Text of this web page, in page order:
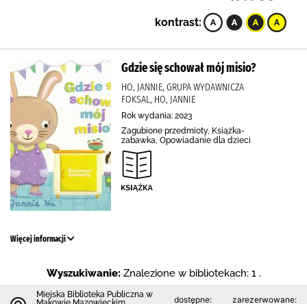
kontrast:
Gdzie się schował mój misio?
HO, JANNIE, GRUPA WYDAWNICZA
FOKSAL, HO, JANNIE
Rok wydania: 2023
Zagubione przedmioty, Książka-
zabawka, Opowiadanie dla dzieci
Więcej informacji
Wyszukiwanie: Znalezione w bibliotekach: 1 .
Miejska Biblioteka Publiczna w
dostępne: zarezerwowane: